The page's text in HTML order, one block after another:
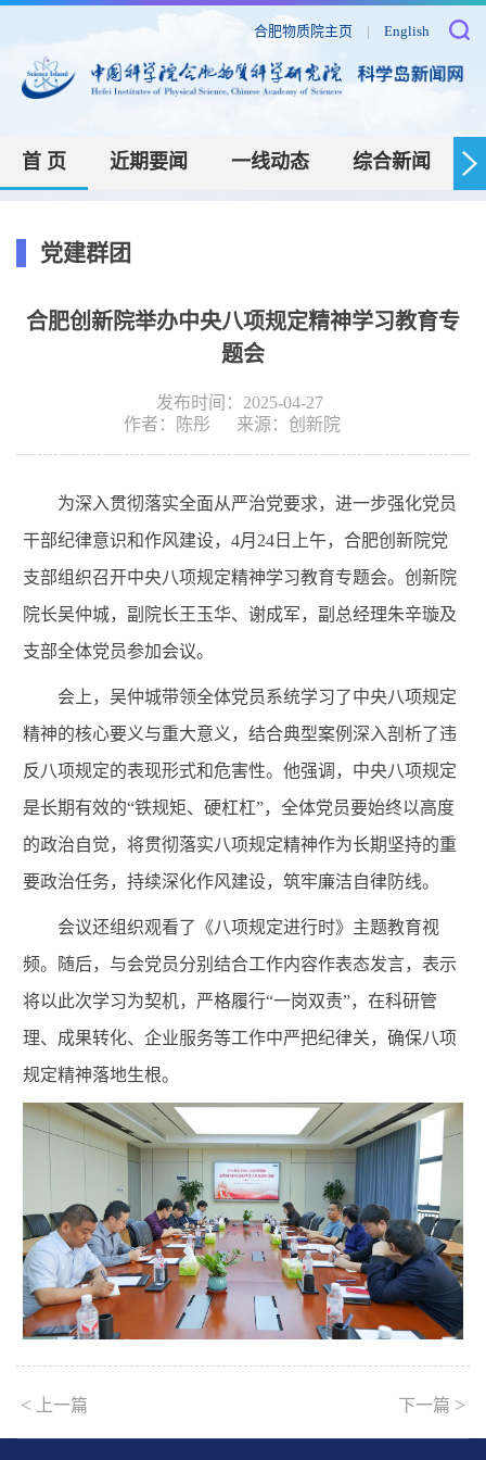
合肥物质院主页 | English
首 页 近期要闻 一线动态 综合新闻
党建群团
合肥创新院举办中央八项规定精神学习教育专
题会
发布时间：2025-04-27
作者：
陈彤 来源： 创新院
为深入贯彻落实全面从严治党要求，进一步强化党员
干部纪律意识和作风建设， 4月 24 日上午，合肥创新院党
支部组织召开中央八项规定精神学习教育专题会。创新院
院长吴仲城，副院长王玉华、谢成军，副总经理朱辛璇及
支部全体党员参加会议。
会上，吴仲城带领全体党员系统学习了中央八项规定
精神的核心要义与重大意义，结合典型案例深入剖析了违
反八项规定的表现形式和危害性。他强调，中央八项规定
是长期有效的“铁规矩、硬杠杠”，全体党员要始终以高度
的政治自觉，将贯彻落实八项规定精神作为长期坚持的重
要政治任务，持续深化作风建设，筑牢廉洁自律防线。
会议还组织观看了《八项规定进行时》主题教育视
频。随后，与会党员分别结合工作内容作表态发言，表示
将以此次学习为契机，严格履行“一岗双责”，在科研管
理、成果转化、企业服务等工作中严把纪律关，确保八项
规定精神落地生根。
< 上一篇 下一篇 >